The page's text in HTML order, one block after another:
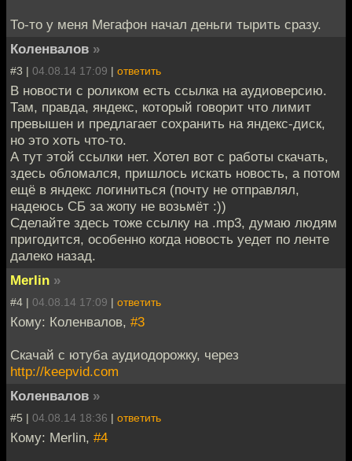
То-то у меня Мегафон начал деньги тырить сразу.
Коленвалов »
#3 | 04.08.14 17:09 | ответить
В новости с роликом есть ссылка на аудиоверсию.
Там, правда, яндекс, который говорит что лимит
превышен и предлагает сохранить на яндекс-диск,
но это хоть что-то.
А тут этой ссылки нет. Хотел вот с работы скачать,
здесь обломался, пришлось искать новость, а потом
ещё в яндекс логиниться (почту не отправлял,
надеюсь СБ за жопу не возьмёт :))
Сделайте здесь тоже ссылку на .mp3, думаю людям
пригодится, особенно когда новость уедет по ленте
далеко назад.
Merlin »
#4 | 04.08.14 17:09 | ответить
Кому: Коленвалов, #3
Скачай с ютуба аудиодорожку, через
http://keepvid.com
Коленвалов »
#5 | 04.08.14 18:36 | ответить
Кому: Merlin, #4